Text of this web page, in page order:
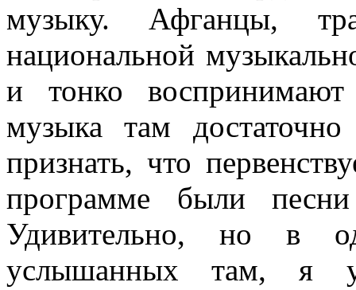
музыку. Афганцы,
национальной
и тонко
музыка там
признать, что
программе были
Удивительно, но в
услышанных там, я